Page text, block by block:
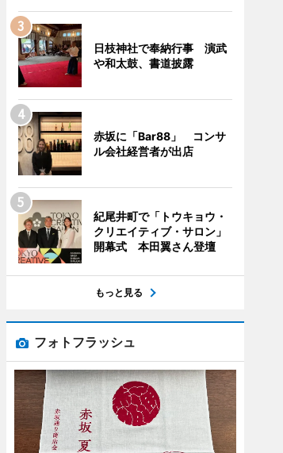
日枝神社で奉納行事 演武
や和太鼓、書道披露
赤坂に「Bar88」 コンサ
ル会社経営者が出店
紀尾井町で「トウキョウ・
クリエイティブ・サロン」
開幕式 本田翼さん登壇
もっと見る
フォトフラッシュ